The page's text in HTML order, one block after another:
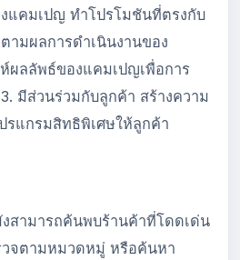
แคมเปญ ทำโปรโมชันที่ตรงกับ
ามผลการดำเนินงานของ
ผลลัพธ์ของแคมเปญเพื่อการ
มีส่วนร่วมกับลูกค้า สร้างความ
รแกรมสิทธิพิเศษให้ลูกค้า
สามารถค้นพบร้านค้าที่โดดเด่น
วจตามหมวดหมู่ หรือค้นหา